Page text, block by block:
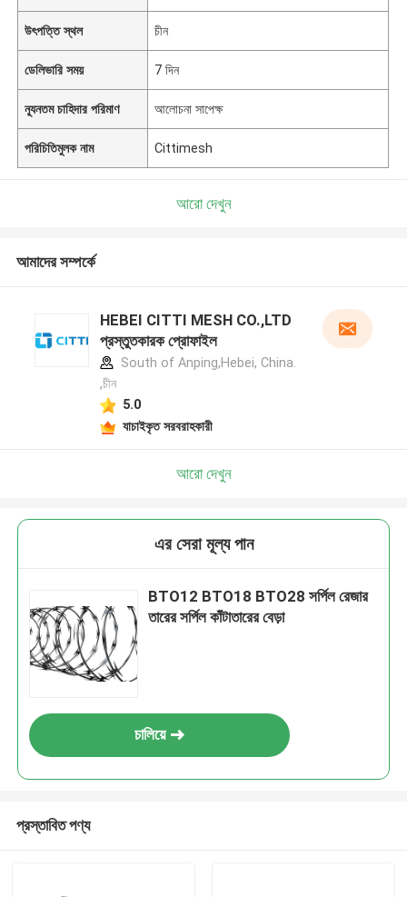
উৎপত্তি স্থল চীন
ডেলিভারি সময় 7 দিন
ন্যূনতম চাহিদার পরিমাণ আলোচনা সাপেক্ষ
পরিচিতিমুলক নাম Cittimesh
আরো দেখুন
আমাদের সম্পর্কে
HEBEI CITTI MESH CO.,LTD
প্রস্তুতকারক প্রোফাইল
South of Anping,Hebei, China.
,চীন
5.0
যাচাইকৃত সরবরাহকারী
আরো দেখুন
এর সেরা মূল্য পান
BTO12 BTO18 BTO28 সর্পিল রেজার
তারের সর্পিল কাঁটাতারের বেড়া
চালিয়ে
প্রস্তাবিত পণ্য